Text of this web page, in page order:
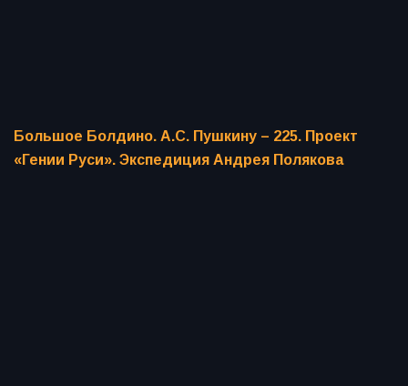
Большое Болдино. А.С. Пушкину – 225. Проект
«Гении Руси». Экспедиция Андрея Полякова